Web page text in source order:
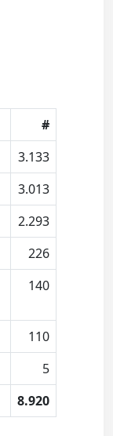
#
3.133
3.013
2.293
226
140
110
5
8.920